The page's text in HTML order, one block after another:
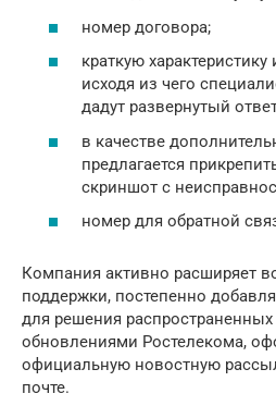
номер договора;
краткую
исходя из чего
дадут развернутый
в качестве
предлагается
скриншот с
номер для обратной
Компания активно расширяет
поддержки, постепенно
для решения
обновлениями Ростелекома,
официальную новостную
почте.